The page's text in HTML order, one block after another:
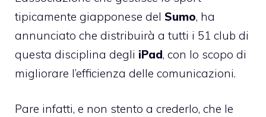
tipicamente giapponese del Sumo, ha
annunciato che distribuirà a tutti i 51 club di
questa disciplina degli iPad, con lo scopo di
migliorare l’efficienza delle comunicazioni.
Pare infatti, e non stento a crederlo, che le